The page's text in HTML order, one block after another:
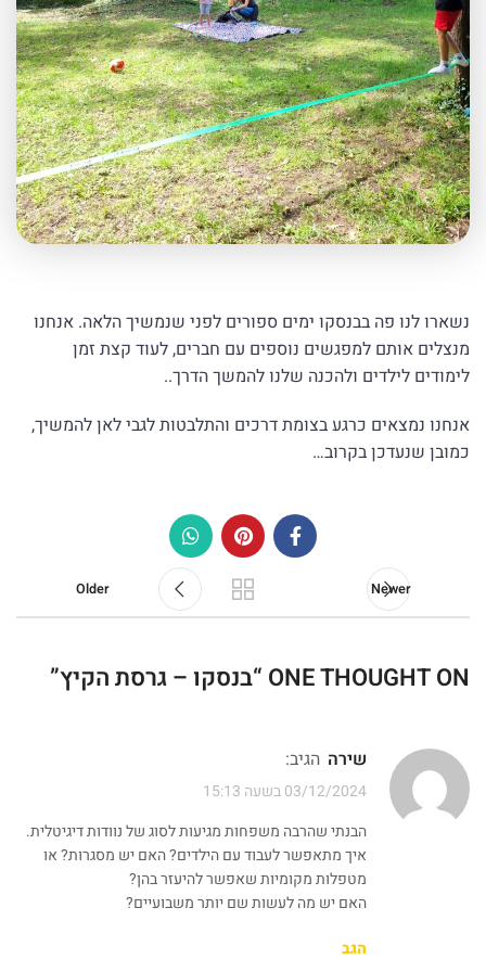
נשארו לנו פה בבנסקו ימים ספורים לפני שנמשיך הלאה. אנחנו
מנצלים אותם למפגשים נוספים עם חברים, לעוד קצת זמן
לימודים לילדים ולהכנה שלנו להמשך הדרך..
אנחנו נמצאים כרגע בצומת דרכים והתלבטות לגבי לאן להמשיך,
כמובן שנעדכן בקרוב…
Newer
Older
ONE THOUGHT ON “ בנסקו – גרסת הקיץ”
שירה הגיב:
03/12/2024 בשעה 15:13
הבנתי שהרבה משפחות מגיעות לסוג של נוודות דיגיטלית.
איך מתאפשר לעבוד עם הילדים? האם יש מסגרות? או
מטפלות מקומיות שאפשר להיעזר בהן?
האם יש מה לעשות שם יותר משבועיים?
הגב